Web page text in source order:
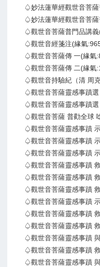
♤妙法蓮華經觀世音菩
♤妙法蓮華經觀世音菩
♤觀世音菩薩普門品講
♤觀世音經箋注(緣氣
♤觀世音菩薩傳 一(緣氣
♤觀世音菩薩傳 二(緣氣
♤觀世音持驗紀（清 周
♤觀世音菩薩靈感事蹟
♤觀世音菩薩靈感事蹟
♤觀世音菩薩 普勸全球
♤觀世音菩薩靈感事蹟
♤觀世音菩薩靈感事蹟
♤觀世音菩薩靈感事蹟
♤觀世音菩薩靈感事蹟
♤觀世音菩薩靈感事蹟
♤觀世音菩薩靈感事蹟
♤觀世音菩薩靈感事蹟
♤觀世音菩薩靈感事蹟
♤觀世音菩薩靈感事蹟
♤觀世音菩薩靈感事蹟
♤觀世音菩薩靈感事蹟
♤觀世音菩薩靈感事蹟